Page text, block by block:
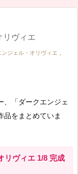
リヴィエ
ンジェル・オリヴィエ ,
、「ダークエンジェ
品をまとめていま
リヴィエ 1/8 完成